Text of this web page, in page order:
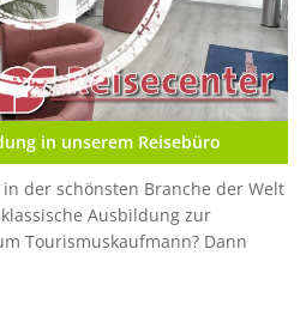
in unserem Reisebüro
der schönsten Branche der Welt
Ausbildung zur
Tourismuskaufmann? Dann